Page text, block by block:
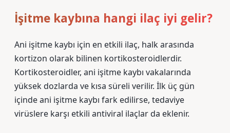
İşitme kaybına hangi ilaç iyi gelir?
Ani işitme kaybı için en etkili ilaç, halk arasında
kortizon olarak bilinen kortikosteroidlerdir.
Kortikosteroidler, ani işitme kaybı vakalarında
yüksek dozlarda ve kısa süreli verilir. İlk üç gün
içinde ani işitme kaybı fark edilirse, tedaviye
virüslere karşı etkili antiviral ilaçlar da eklenir.